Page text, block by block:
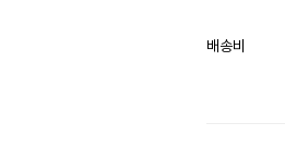
배송비